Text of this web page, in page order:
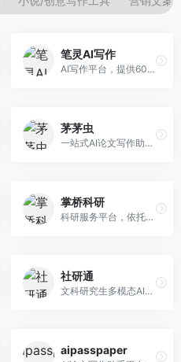
笔灵AI写作
AI写作平台，提供600+写作模板。面向学生、职场人士和内容创作者，支持论文、公文、营销文案等多种文体，模板丰富，一键生成，写作效率大幅提升。
茅茅虫
一站式AI论文写作助手，覆盖学术写作全场景。面向高校学生和科研人员，提供开题报告、文献综述、论文正文等写作服务，支持多学科多类型论文，操作简便。
掌桥科研
科研服务平台，依托3亿+真实文献数据库。面向学术研究者和学生，提供文献检索、论文写作、科研数据分析等服务，文献资源丰富，学术支持专业。
社研通
文科研究生多模态AI学术写作平台。面向文科研究生和社科研究者，提供文献综述、理论分析、定性研究辅助等服务，文科研究方法论支持完善。
aipasspaper